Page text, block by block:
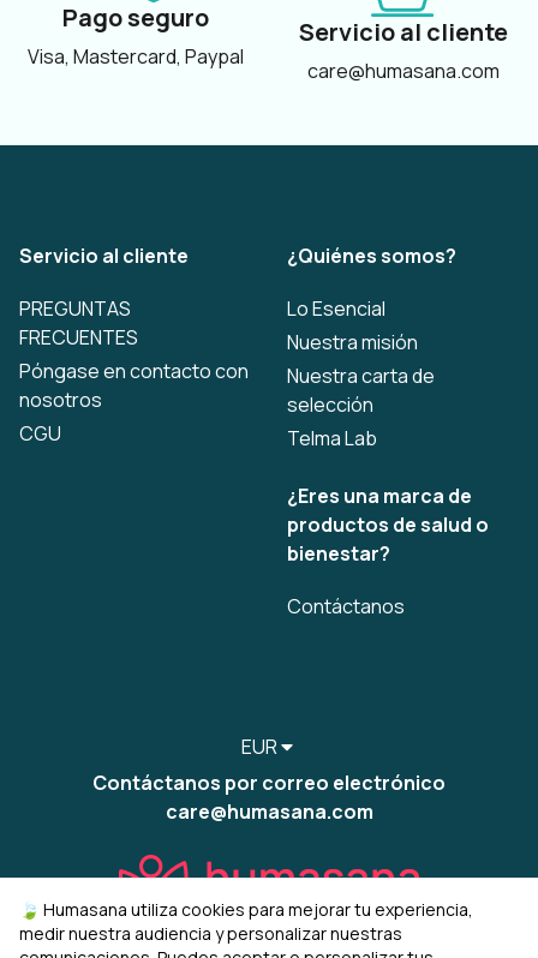
Pago seguro
Visa, Mastercard, Paypal
Servicio al cliente
care@humasana.com
Servicio al cliente
PREGUNTAS
FRECUENTES
Póngase en contacto con
nosotros
CGU
¿Quiénes somos?
Lo Esencial
Nuestra misión
Nuestra carta de
selección
Telma Lab
¿Eres una marca de
productos de salud o
bienestar?
Contáctanos
EUR
Contáctanos por correo electrónico
care@humasana.com
🍃 Humasana utiliza cookies para mejorar tu experiencia,
medir nuestra audiencia y personalizar nuestras